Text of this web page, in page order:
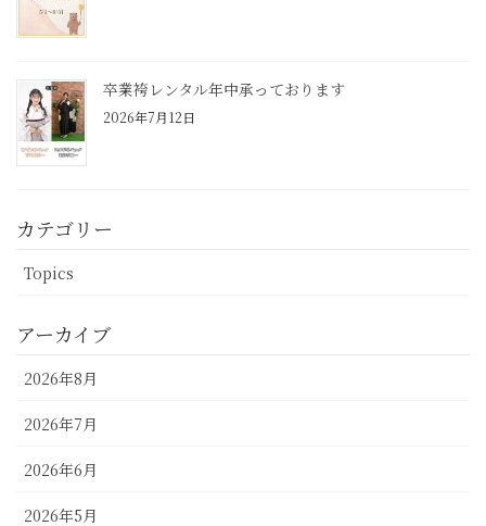
卒業袴レンタル年中承っております
2026年7月12日
カテゴリー
Topics
アーカイブ
2026年8月
2026年7月
2026年6月
2026年5月